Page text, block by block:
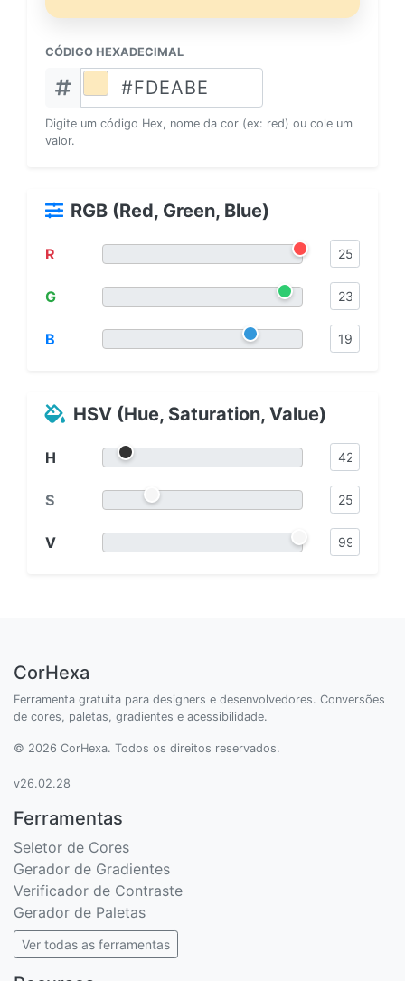
CÓDIGO HEXADECIMAL
Digite um código Hex, nome da cor (ex: red) ou cole um
valor.
RGB (Red, Green, Blue)
R
G
B
HSV (Hue, Saturation, Value)
H
S
V
CorHexa
Ferramenta gratuita para designers e desenvolvedores. Conversões
de cores, paletas, gradientes e acessibilidade.
© 2026 CorHexa. Todos os direitos reservados.
v26.02.28
Ferramentas
Seletor de Cores
Gerador de Gradientes
Verificador de Contraste
Gerador de Paletas
Ver todas as ferramentas